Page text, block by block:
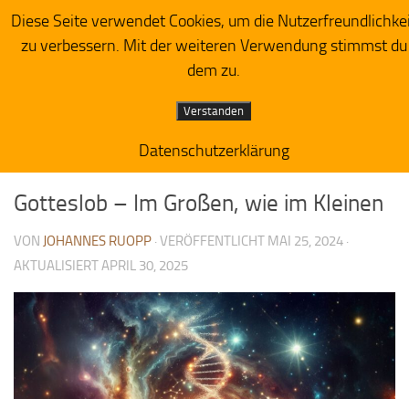
Zum Inhalt springen
Herzensacker
PREDIGTIMPRESSIONEN
Gotteslob – Im Großen, wie im Kleinen
VON JOHANNES RUOPP · VERÖFFENTLICHT MAI 25, 2024 ·
AKTUALISIERTAPRIL 30, 2025
Diese Seite verwendet Cookies, um die
zu verbessern. Mit der weiteren Verwendung stimmst du
dem zu.
Verstanden
Datenschutzerklärung